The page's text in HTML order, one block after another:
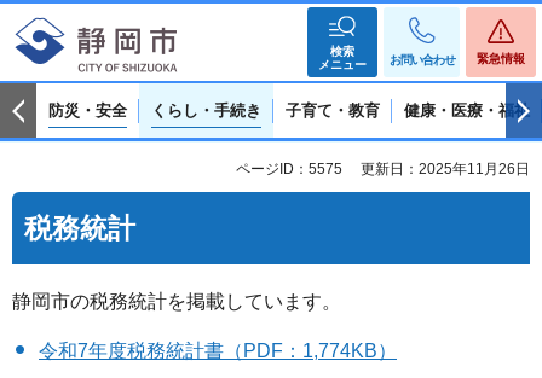
検索
メニュー
お問い合わせ 緊急情報
防災・安全 くらし・手続き 子育て・教育 健康・医療・福祉
ページID：5575 更新日：2025年11月26日
税務統計
静岡市の税務統計を掲載しています。
令和7年度税務統計書（PDF：1,774KB）